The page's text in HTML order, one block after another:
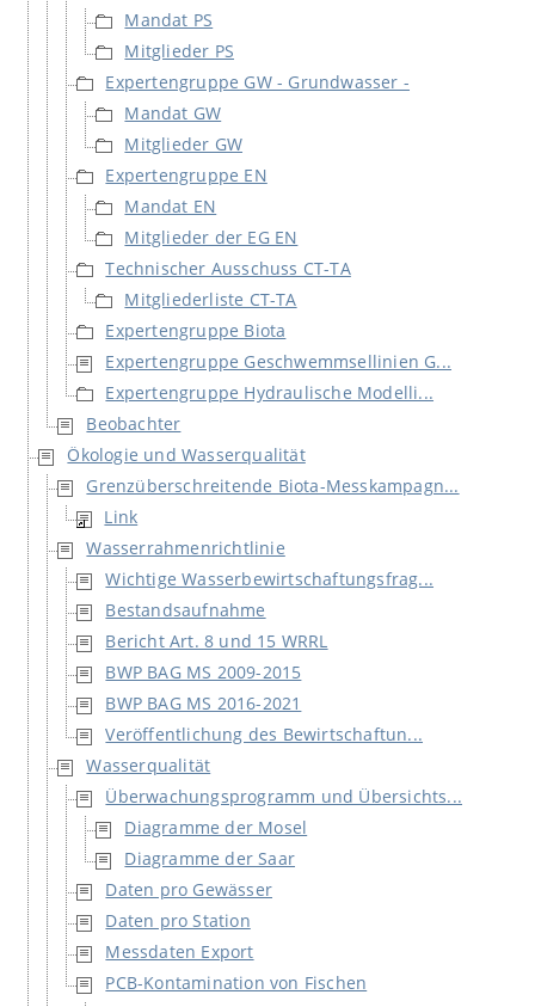
Mandat PS
Mitglieder PS
Expertengruppe GW - Grundwasser -
Mandat GW
Mitglieder GW
Expertengruppe EN
Mandat EN
Mitglieder der EG EN
Technischer Ausschuss CT-TA
Mitgliederliste CT-TA
Expertengruppe Biota
Expertengruppe Geschwemmsellinien G...
Expertengruppe Hydraulische Modelli...
Beobachter
Ökologie und Wasserqualität
Grenzüberschreitende Biota-Messkampagn...
Link
Wasserrahmenrichtlinie
Wichtige Wasserbewirtschaftungsfrag...
Bestandsaufnahme
Bericht Art. 8 und 15 WRRL
BWP BAG MS 2009-2015
BWP BAG MS 2016-2021
Veröffentlichung des Bewirtschaftun...
Wasserqualität
Überwachungsprogramm und Übersichts...
Diagramme der Mosel
Diagramme der Saar
Daten pro Gewässer
Daten pro Station
Messdaten Export
PCB-Kontamination von Fischen